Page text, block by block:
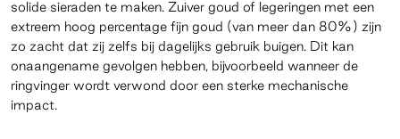
solide sieraden te maken. Zuiver goud of legeringen met een
extreem hoog percentage fijn goud (van meer dan 80%) zijn
zo zacht dat zij zelfs bij dagelijks gebruik buigen. Dit kan
onaangename gevolgen hebben, bijvoorbeeld wanneer de
ringvinger wordt verwond door een sterke mechanische
impact.